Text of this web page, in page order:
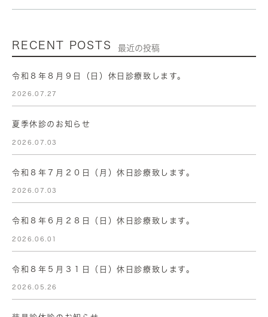
RECENT POSTS 最近の投稿
令和８年８月９日（日）休日診療致します。
2026.07.27
夏季休診のお知らせ
2026.07.03
令和８年７月２０日（月）休日診療致します。
2026.07.03
令和８年６月２８日（日）休日診療致します。
2026.06.01
令和８年５月３１日（日）休日診療致します。
2026.05.26